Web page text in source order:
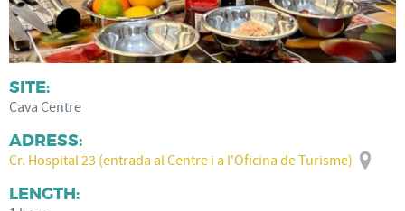
SITE:
Cava Centre
ADRESS:
Cr. Hospital 23 (entrada al Centre i a l'Oficina de Turisme)
LENGTH: